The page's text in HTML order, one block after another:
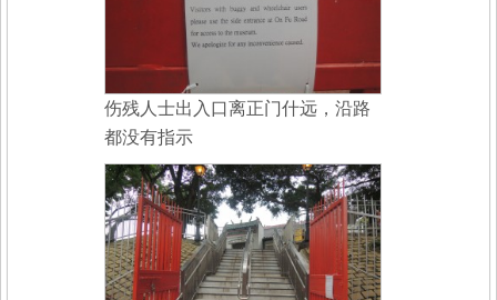
伤残人士出入口离正门什远，沿路
都没有指示